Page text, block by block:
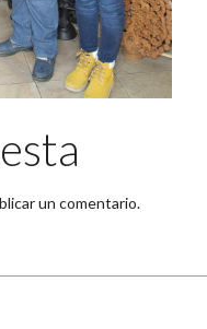
un comentario.